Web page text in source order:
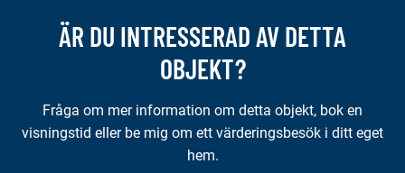
ÄR DU INTRESSERAD AV DETTA
OBJEKT?
Fråga om mer information om detta objekt, bok en
visningstid eller be mig om ett värderingsbesök i ditt eget
hem.